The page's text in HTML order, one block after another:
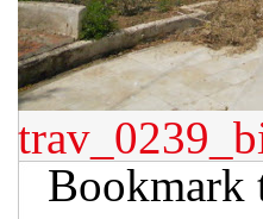
Bookmark